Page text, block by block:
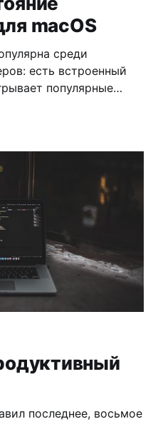
“быть более
“наконец выучить
macOS
среди
есть встроенный
популярные
этот плеер всё равно
Потом появился
все популярные
последнее, восьмое